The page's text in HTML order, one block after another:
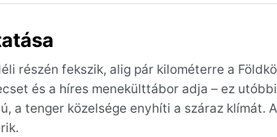
részén fekszik, alig pár kilométerre a
és a híres menekülttábor adja – ez
a tenger közelsége enyhíti a száraz klímát.